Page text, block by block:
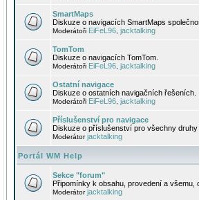
SmartMaps
Diskuze o navigacích SmartMaps
Moderátoři EiFeL96 jacktalking
TomTom
Diskuze o navigacích TomTom.
Moderátoři EiFeL96 jacktalking
Ostatní navigace
Diskuze o ostatních navigačních řešeních.
Moderátoři EiFeL96 jacktalking
Příslušenství pro navigace
Diskuze o příslušenství pro všechny druhy
Moderátorjacktalking
Portál WM Help
Sekce "forum"
Připomínky k obsahu, provedení a všemu,
Moderátorjacktalking